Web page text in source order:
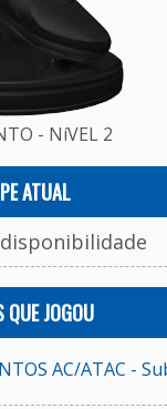
- NíVEL 2
ATUAL
QUE JOGOU
AC/ATAC -